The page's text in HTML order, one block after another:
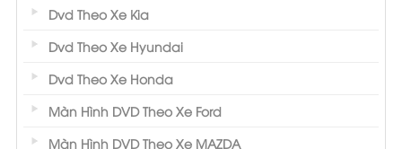
Dvd Theo Xe Kia
Dvd Theo Xe Hyundai
Dvd Theo Xe Honda
Màn Hình DVD Theo Xe Ford
Màn Hình DVD Theo Xe MAZDA